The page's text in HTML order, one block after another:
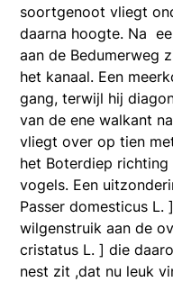
soortgenoot vliegt
daarna hoogte. Na
aan de Bedumerweg
het kanaal. Een
gang, terwijl hij
van de ene walkant
vliegt over op tien
het Boterdiep
vogels. Een
Passer domesticus
wilgenstruik aan de
cristatus L. ] die
nest zit ,dat nu leuk